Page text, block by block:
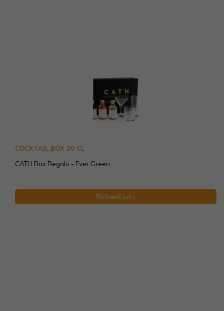
COCKTAIL BOX 20 CL
CATH Box Regalo - Ever Green
Richiedi info